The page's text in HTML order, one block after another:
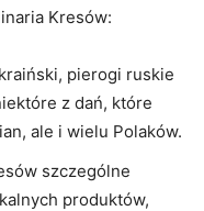
Kresów:
pierogi ruskie
z dań, które
ale i wielu Polaków.
szczególne
produktów,